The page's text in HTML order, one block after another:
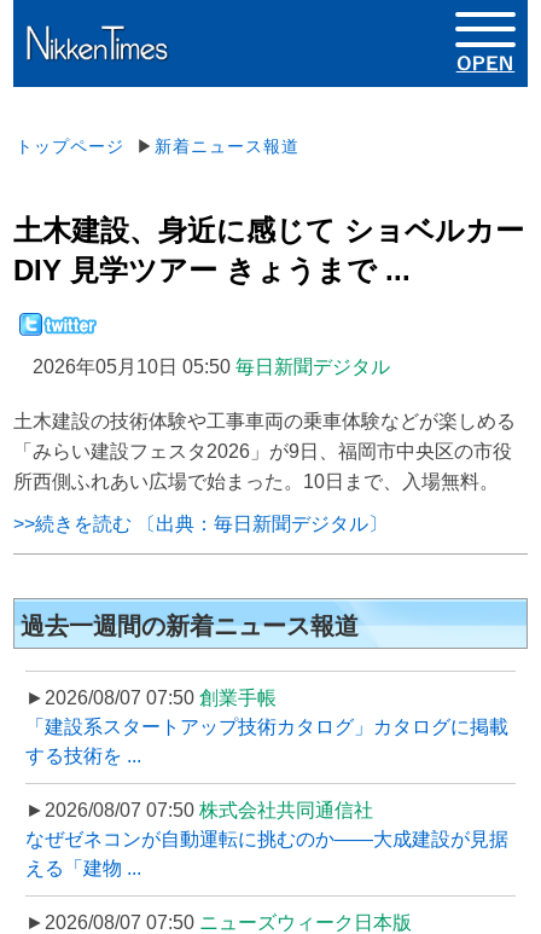
トップページ ▶ 新着ニュース報道
土木建設、身近に感じて ショベルカー
DIY 見学ツアー きょうまで ...
2026年05月10日 05:50 毎日新聞デジタル
土木建設の技術体験や工事車両の乗車体験などが楽しめる
「みらい建設フェスタ2026」が9日、福岡市中央区の市役
所西側ふれあい広場で始まった。10日まで、入場無料。
>>続きを読む 〔出典：毎日新聞デジタル〕
過去一週間の新着ニュース報道
►2026/08/07 07:50 創業手帳
「建設系スタートアップ技術カタログ」カタログに掲載
する技術を ...
►2026/08/07 07:50 株式会社共同通信社
なぜゼネコンが自動運転に挑むのか――大成建設が見据
える「建物 ...
►2026/08/07 07:50 ニューズウィーク日本版